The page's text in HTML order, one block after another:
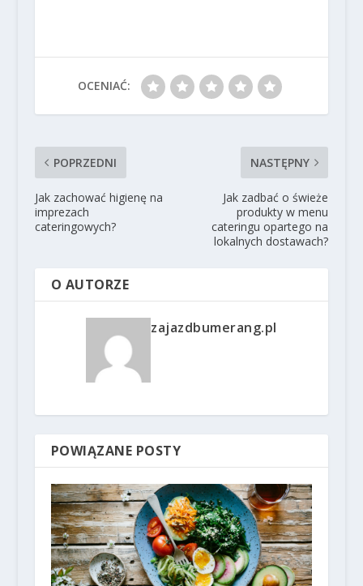
OCENIAĆ:
POPRZEDNI
Jak zachować higienę na
imprezach
cateringowych?
NASTĘPNY
Jak zadbać o świeże
produkty w menu
cateringu opartego na
lokalnych dostawach?
O AUTORZE
zajazdbumerang.pl
POWIĄZANE POSTY